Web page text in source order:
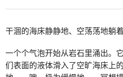
干涸的海床静静地、空荡荡地躺着
一个个气泡开始从岩石里涌出。
们表面的液体滑入了空旷海床上